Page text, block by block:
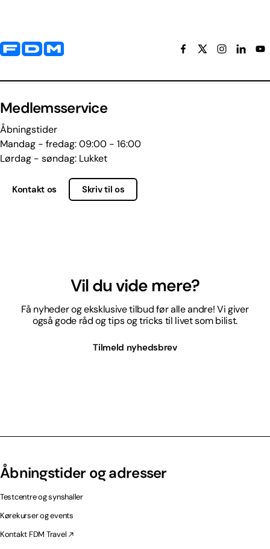
Yderligere information og kontaktoplysninger
Medlemsservice
Åbningstider
Mandag - fredag: 09:00 - 16:00
Lørdag - søndag: Lukket
Kontakt os Skriv til os
Vil du vide mere?
Få nyheder og eksklusive tilbud før alle andre! Vi giver
også gode råd og tips og tricks til livet som bilist.
Tilmeld nyhedsbrev
Åbningstider og adresser
Testcentre og synshaller
Kørekurser og events
Kontakt FDM Travel